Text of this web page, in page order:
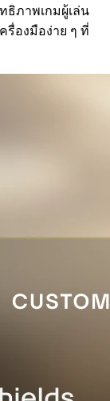
ธิภาพเกมผู้เล่น
รื่องมือง่าย ๆ ที่